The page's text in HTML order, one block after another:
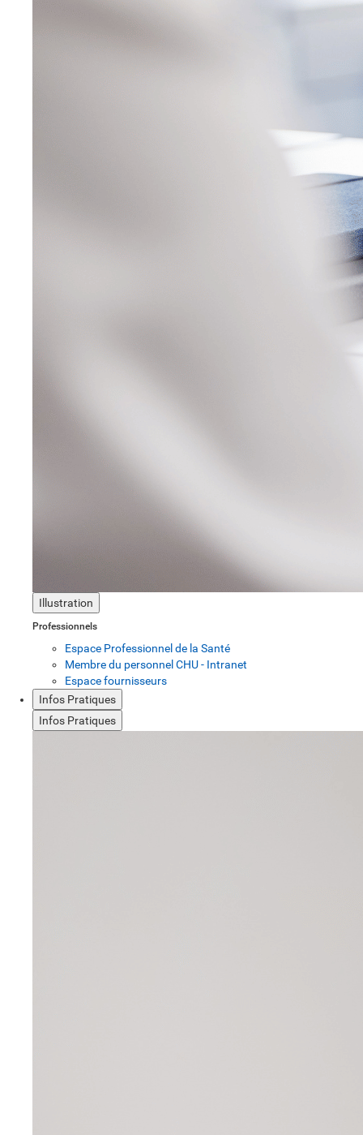
Illustration
Professionnels
Espace Professionnel de la Santé
Membre du personnel CHU - Intranet
Espace fournisseurs
Infos Pratiques
Infos Pratiques